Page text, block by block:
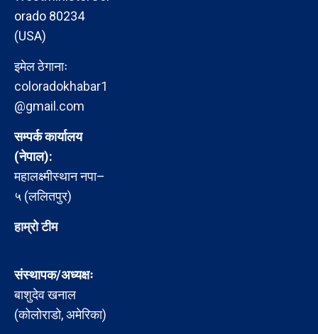
orado 80234
(USA)
इमेल ठेगानाः
coloradokhabar1
@gmail.com
सम्पर्क कार्यालय
(नेपाल):
महालक्ष्मीस्थान नपा–
५ (ललितपुर)
हाम्रो टीम
संस्थापक/अध्यक्षः
बाशुदेव खनाल
(कोलोराडो, अमेरिका)